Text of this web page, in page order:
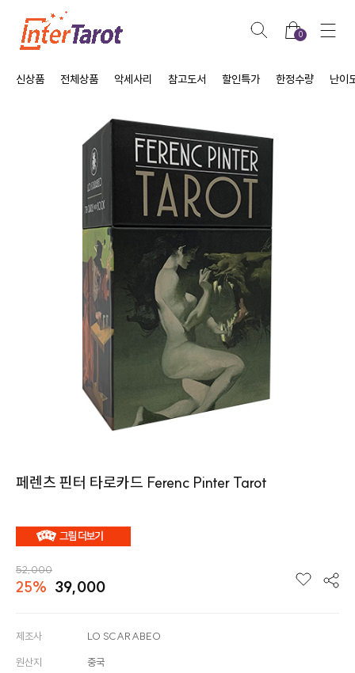
0
신상품 전체상품 악세사리 참고도서 할인특가 한정수량 난이
페렌츠 핀터 타로카드 Ferenc Pinter Tarot
52,000
25% 39,000
제조사 LO SCARABEO
원산지 중국